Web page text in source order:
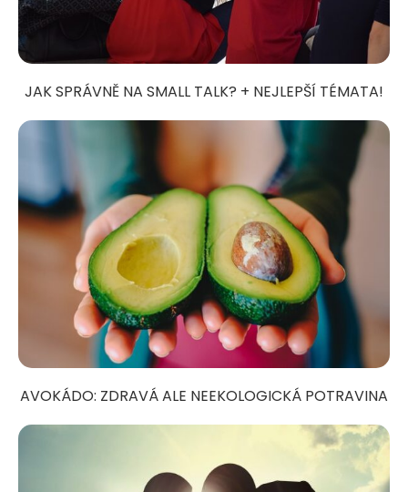
JAK SPRÁVNĚ NA SMALL TALK? + NEJLEPŠÍ TÉMATA!
AVOKÁDO: ZDRAVÁ ALE NEEKOLOGICKÁ POTRAVINA